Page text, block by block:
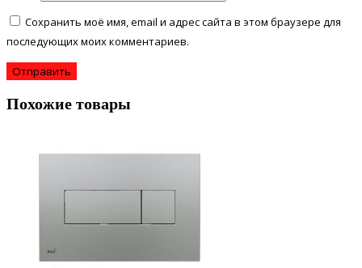
Сохранить моё имя, email и адрес сайта в этом браузере для
последующих моих комментариев.
Похожие товары